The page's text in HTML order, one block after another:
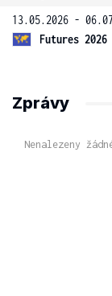
13.05.2026 -
Futures 2026
Zprávy
Nenalezeny